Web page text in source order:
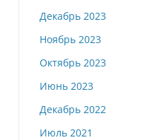
Декабрь 2023
Ноябрь 2023
Октябрь 2023
Июнь 2023
Декабрь 2022
Июль 2021